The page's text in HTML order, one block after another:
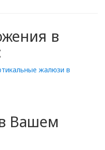
в
жалюзи в
Вашем